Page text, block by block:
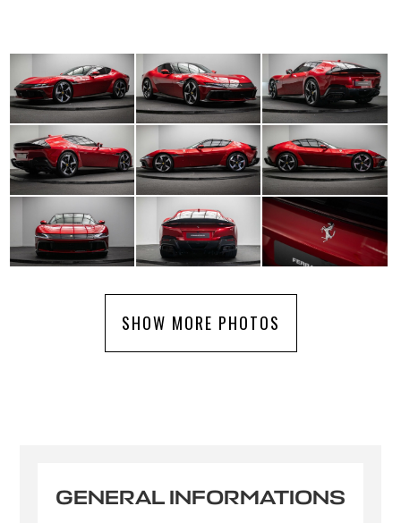
SHOW MORE PHOTOS
GENERAL INFORMATIONS